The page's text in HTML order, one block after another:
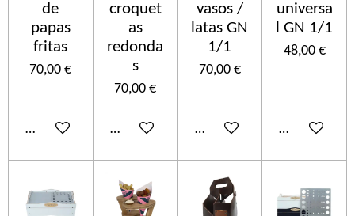
de
papas
fritas
70,00 €
Añadir al carrito
croquet
as
redonda
s
70,00 €
Añadir al carrito
vasos /
latas GN
1/1
70,00 €
Añadir al carrito
universa
l GN 1/1
48,00 €
Añadir al